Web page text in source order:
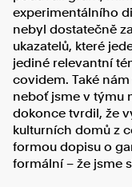
experimentálního
nebyl dostatečně
ukazatelů, které
jediné relevantní
covidem. Také
neboť jsme v týmu
dokonce tvrdil, že
kulturních domů z
formou dopisu o
formální – že jsme